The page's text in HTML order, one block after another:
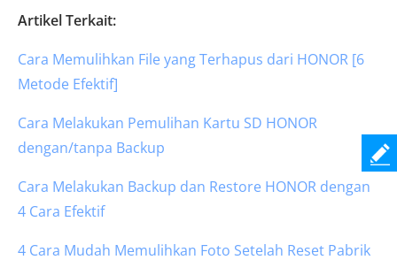
Artikel Terkait:
Cara Memulihkan File yang Terhapus dari HONOR [6
Metode Efektif]
Cara Melakukan Pemulihan Kartu SD HONOR
dengan/tanpa Backup
Cara Melakukan Backup dan Restore HONOR dengan
4 Cara Efektif
4 Cara Mudah Memulihkan Foto Setelah Reset Pabrik